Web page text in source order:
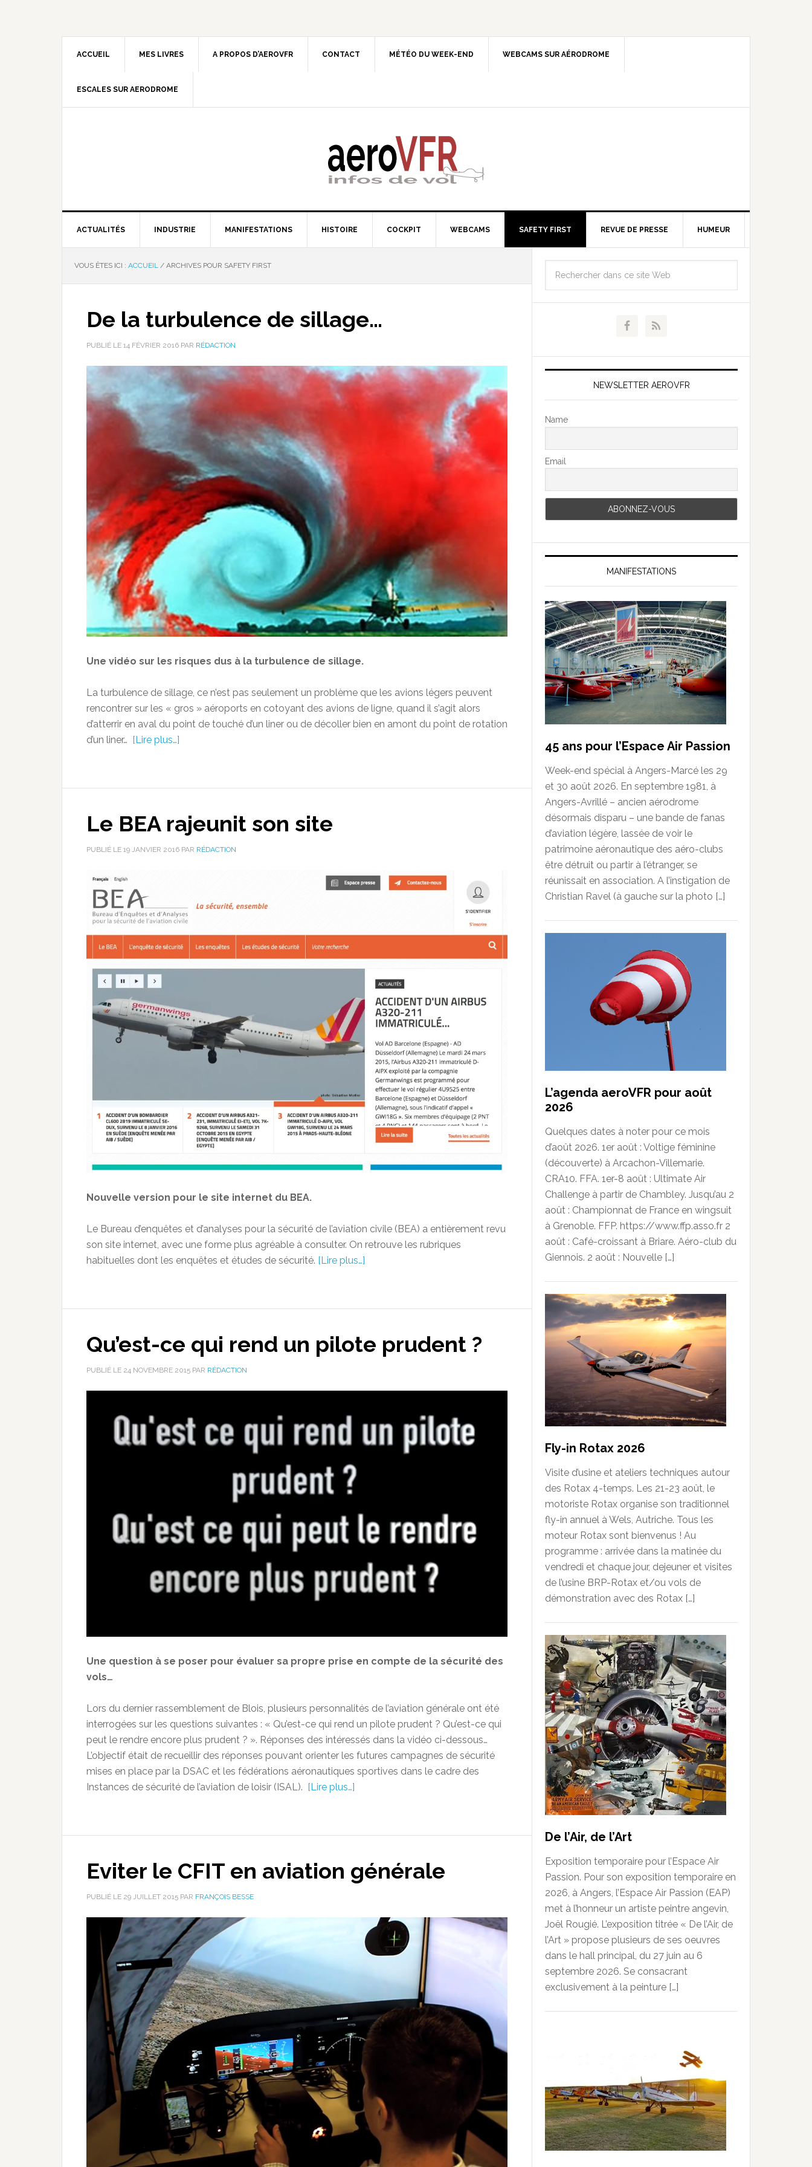
ACCUEIL MES LIVRES A PROPOS D’AEROVFR CONTACT MÉTÉO DU WEEK-END WEBCAMS SUR AÉRODROME
ESCALES SUR AERODROME
ACTUALITÉS INDUSTRIE MANIFESTATIONS HISTOIRE COCKPIT WEBCAMS SAFETY FIRST REVUE DE PRESSE HUMEUR
VOUS ÊTES ICI : ACCUEIL / ARCHIVES POUR SAFETY FIRST
De la turbulence de sillage…
PUBLIÉ LE 14 FÉVRIER 2016 PAR RÉDACTION
Une vidéo sur les risques dus à la turbulence de sillage.
La turbulence de sillage, ce n’est pas seulement un problème que les avions légers peuvent
rencontrer sur les « gros » aéroports en cotoyant des avions de ligne, quand il s’agit alors
d’atterrir en aval du point de touché d’un liner ou de décoller bien en amont du point de rotation
d’un liner… [Lire plus…]
Le BEA rajeunit son site
PUBLIÉ LE 19 JANVIER 2016 PAR RÉDACTION
Nouvelle version pour le site internet du BEA.
Le Bureau d’enquêtes et d’analyses pour la sécurité de l’aviation civile (BEA) a entièrement revu
son site internet, avec une forme plus agréable à consulter. On retrouve les rubriques
habituelles dont les enquêtes et études de sécurité. [Lire plus…]
Qu’est-ce qui rend un pilote prudent ?
PUBLIÉ LE 24 NOVEMBRE 2015 PAR RÉDACTION
Une question à se poser pour évaluer sa propre prise en compte de la sécurité des
vols…
Lors du dernier rassemblement de Blois, plusieurs personnalités de l’aviation générale ont été
interrogées sur les questions suivantes : « Qu’est-ce qui rend un pilote prudent ? Qu’est-ce qui
peut le rendre encore plus prudent ? ». Réponses des intéressés dans la vidéo ci-dessous…
L’objectif était de recueillir des réponses pouvant orienter les futures campagnes de sécurité
mises en place par la DSAC et les fédérations aéronautiques sportives dans le cadre des
Instances de sécurité de l’aviation de loisir (ISAL). [Lire plus…]
Eviter le CFIT en aviation générale
PUBLIÉ LE 29 JUILLET 2015 PAR FRANÇOIS BESSE
NEWSLETTER AEROVFR
Name
Email
MANIFESTATIONS
45 ans pour l’Espace Air Passion
Week-end spécial à Angers-Marcé les 29
et 30 août 2026. En septembre 1981, à
Angers-Avrillé – ancien aérodrome
désormais disparu – une bande de fanas
d’aviation légère, lassée de voir le
patrimoine aéronautique des aéro-clubs
être détruit ou partir à l’étranger, se
réunissait en association. A l’instigation de
Christian Ravel (à gauche sur la photo […]
L’agenda aeroVFR pour août
2026
Quelques dates à noter pour ce mois
d’août 2026. 1er août : Voltige féminine
(découverte) à Arcachon-Villemarie.
CRA10. FFA. 1er-8 août : Ultimate Air
Challenge à partir de Chambley. Jusqu’au 2
août : Championnat de France en wingsuit
à Grenoble. FFP. https://www.ffp.asso.fr 2
août : Café-croissant à Briare. Aéro-club du
Giennois. 2 août : Nouvelle […]
Fly-in Rotax 2026
Visite d’usine et ateliers techniques autour
des Rotax 4-temps. Les 21-23 août, le
motoriste Rotax organise son traditionnel
fly-in annuel à Wels, Autriche. Tous les
moteur Rotax sont bienvenus ! Au
programme : arrivée dans la matinée du
vendredi et chaque jour, dejeuner et visites
de l’usine BRP-Rotax et/ou vols de
démonstration avec des Rotax […]
De l’Air, de l’Art
Exposition temporaire pour l’Espace Air
Passion. Pour son exposition temporaire en
2026, à Angers, l’Espace Air Passion (EAP)
met à l’honneur un artiste peintre angevin,
Joël Rougié. L’exposition titrée « De l’Air, de
l’Art » propose plusieurs de ses oeuvres
dans le hall principal, du 27 juin au 6
septembre 2026. Se consacrant
exclusivement à la peinture […]